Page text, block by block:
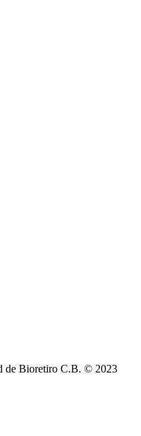
de Bioretiro C.B. © 2023